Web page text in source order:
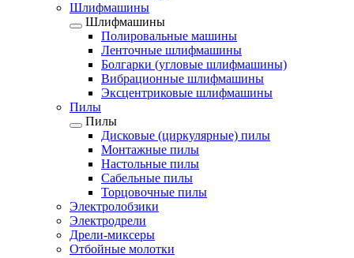
Шлифмашины
Шлифмашины
Полировальные машины
Ленточные шлифмашины
Болгарки (угловые шлифмашины)
Вибрационные шлифмашины
Эксцентриковые шлифмашины
Пилы
Пилы
Дисковые (циркулярные) пилы
Монтажные пилы
Настольные пилы
Сабельные пилы
Торцовочные пилы
Электролобзики
Электродрели
Дрели-миксеры
Отбойные молотки